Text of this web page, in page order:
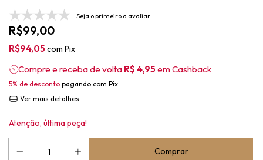
Seja o primeiro a avaliar
R$99,00
R$94,05 com Pix
Compre e receba de volta R$ 4,95 em Cashback
5% de desconto pagando com Pix
Ver mais detalhes
Atenção, última peça!